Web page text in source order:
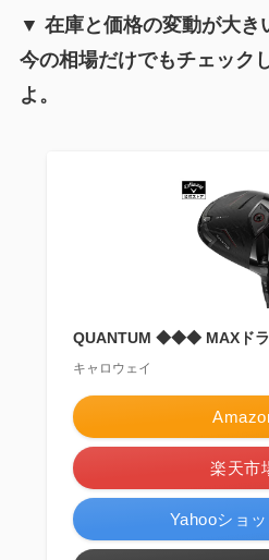
▼ 在庫と価格の変動が大き
今の相場だけでもチェック
よ。
QUANTUM ◆◆◆ MAXドラ
キャロウェイ
楽天市
Yahooショ